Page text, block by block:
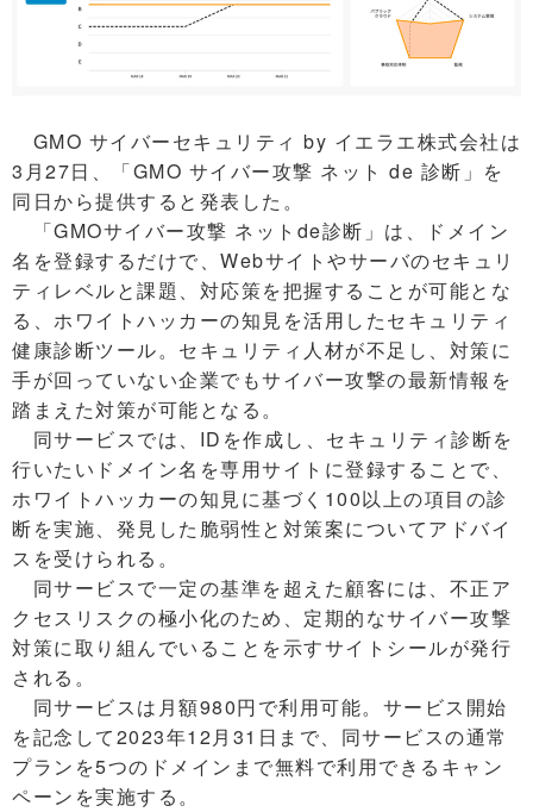
GMO サイバーセキュリティ by イエラエ株式会社は
3月27日、「GMO サイバー攻撃 ネット de 診断」を
同日から提供すると発表した。
「GMOサイバー攻撃 ネットde診断」は、ドメイン
名を登録するだけで、Webサイトやサーバのセキュリ
ティレベルと課題、対応策を把握することが可能とな
る、ホワイトハッカーの知見を活用したセキュリティ
健康診断ツール。セキュリティ人材が不足し、対策に
手が回っていない企業でもサイバー攻撃の最新情報を
踏まえた対策が可能となる。
同サービスでは、IDを作成し、セキュリティ診断を
行いたいドメイン名を専用サイトに登録することで、
ホワイトハッカーの知見に基づく100以上の項目の診
断を実施、発見した脆弱性と対策案についてアドバイ
スを受けられる。
同サービスで一定の基準を超えた顧客には、不正ア
クセスリスクの極小化のため、定期的なサイバー攻撃
対策に取り組んでいることを示すサイトシールが発行
される。
同サービスは月額980円で利用可能。サービス開始
を記念して2023年12月31日まで、同サービスの通常
プランを5つのドメインまで無料で利用できるキャン
ペーンを実施する。